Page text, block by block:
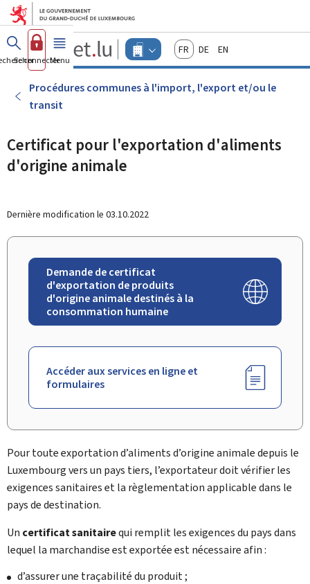
Aller au menu principal
Aller au contenu
Guichet.lu
Changer
d'espace
-
Menu
FrançaisDeutschEnglish
Se connecterMenu principal
Procédures communes à l'import, l'export et/ou le
transit
Certificat pour l'exportation d'aliments
d'origine animale
Dernière modification le 03.10.2022
Demande de certificat
d'exportation de produits
d'origine animale destinés à la
consommation humaine
Accéder aux services en ligne et
formulaires
Pour toute exportation d’aliments d’origine animale depuis le
Luxembourg vers un pays tiers, l’exportateur doit vérifier les
exigences sanitaires et la règlementation applicable dans le
pays de destination.
Un certificat sanitairequi remplit les exigences du pays dans
lequel la marchandise est exportée est nécessaire afin :
d’assurer une traçabilité du produit ;